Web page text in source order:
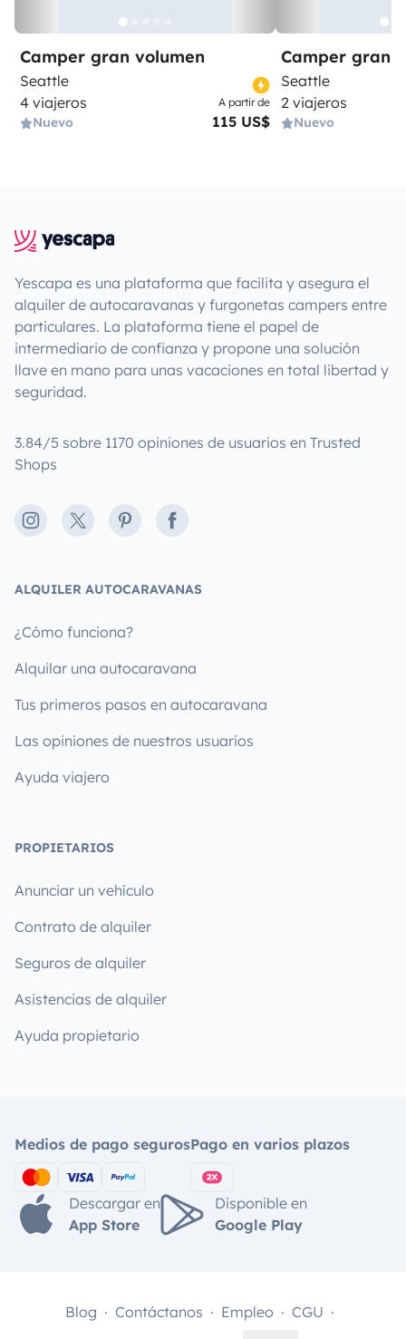
Camper gran volumen
Seattle
4 viajeros
Nuevo
A partir de
115 US$
Camper gran
Seattle
2 viajeros
Nuevo
Yescapa es una plataforma que facilita y asegura el
alquiler de autocaravanas y furgonetas campers entre
particulares. La plataforma tiene el papel de
intermediario de confianza y propone una solución
llave en mano para unas vacaciones en total libertad y
seguridad.
3.84/5 sobre 1170 opiniones de usuarios en Trusted
Shops
Instagram
X PinterestFacebook
ALQUILER AUTOCARAVANAS
¿Cómo funciona?
Alquilar una autocaravana
Tus primeros pasos en autocaravana
Las opiniones de nuestros usuarios
Ayuda viajero
PROPIETARIOS
Anunciar un vehículo
Contrato de alquiler
Seguros de alquiler
Asistencias de alquiler
Ayuda propietario
Medios de pago segurosPago en varios plazos
Descargar en
App Store
Disponible en
Google Play
Blog Contáctanos Empleo
CGU